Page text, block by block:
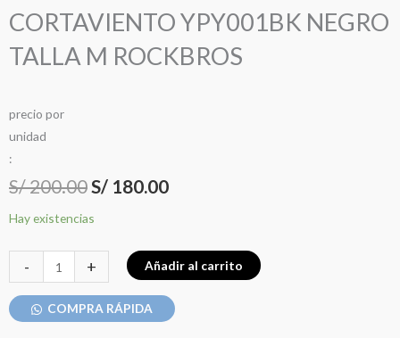
CORTAVIENTO YPY001BK NEGRO
TALLA M ROCKBROS
precio por
unidad
:
S/200.00El
precio
original
era:
S/ 200.00.
S/ 180.00El
actual
es:
S/ 180.00.
Hay existencias
-
CASACA
CAPUCHA
CORTAVIENTO
YPY001BK
+ Añadir al carrito
COMPRA RÁPIDA